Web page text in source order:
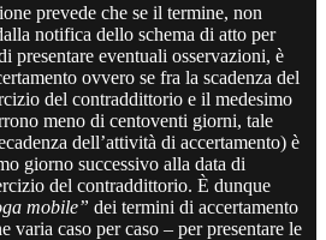
prevede che se il termine, non
notifica dello schema di atto per
presentare eventuali osservazioni, è
ovvero se fra la scadenza del
del contraddittorio e il medesimo
meno di centoventi giorni, tale
dell’attività di accertamento) è
giorno successivo alla data di
del contraddittorio. È dunque
mobile” dei termini di accertamento
varia caso per caso – per presentare le